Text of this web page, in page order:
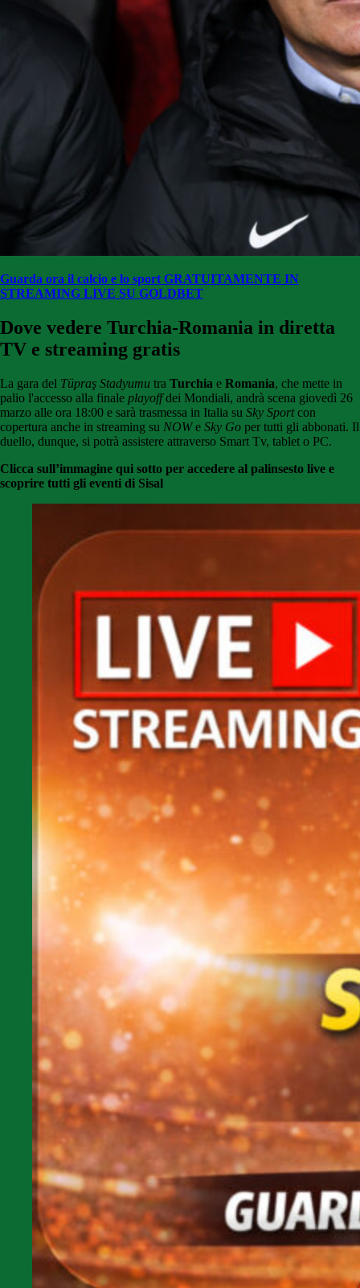
Guarda ora il calcio e lo sport GRATUITAMENTE IN
STREAMING LIVE SU GOLDBET
Dove vedere Turchia-Romania in diretta
TV e streaming gratis
La gara del Tüpraş Stadyumu tra Turchia e Romania, che mette in
palio l'accesso alla finale playoffdei Mondiali, andrà scena giovedì 26
marzo alle ora 18:00 e sarà trasmessa in Italia su Sky Sportcon
copertura anche in streaming su NOWe Sky Go per tutti gli abbonati. Il
duello, dunque, si potrà assistere attraverso Smart Tv, tablet o PC.
Clicca sull’immagine qui sotto per accedere al palinsesto live e
scoprire tutti gli eventi di Sisal